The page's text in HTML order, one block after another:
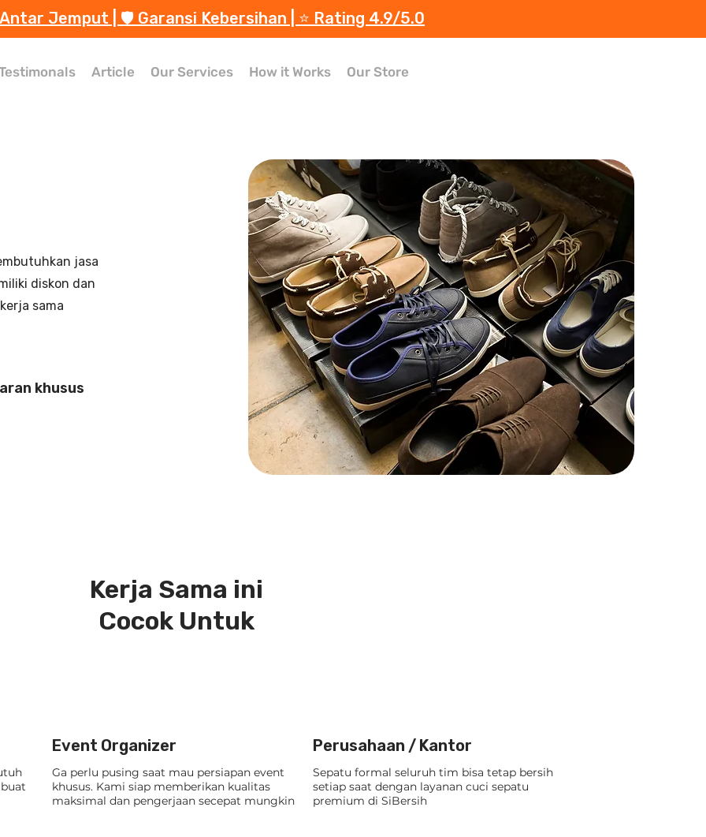
Jemput | 🛡️ Garansi Kebersihan | ⭐️ Rating 4.9/5.0
Article Our Services How it Works Our Store
jasa
diskon dan
sama
khusus
Kerja Sama ini
Cocok Untuk
Event Organizer
Ga perlu pusing saat mau persiapan event
khusus. Kami siap memberikan kualitas
maksimal dan pengerjaan secepat mungkin
Perusahaan / Kantor
Sepatu formal seluruh tim bisa tetap bersih
setiap saat dengan layanan cuci sepatu
premium di SiBersih